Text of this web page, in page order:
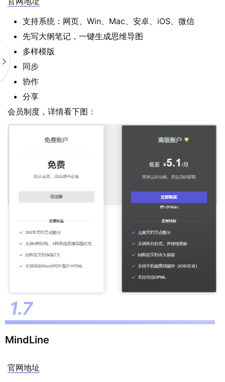
支持系统：网页、Win、Mac、安卓、iOS、微信
先写大纲笔记，一键生成思维导图
多样模版
同步
协作
分享
会员制度，详情看下图：
MindLine
官网地址